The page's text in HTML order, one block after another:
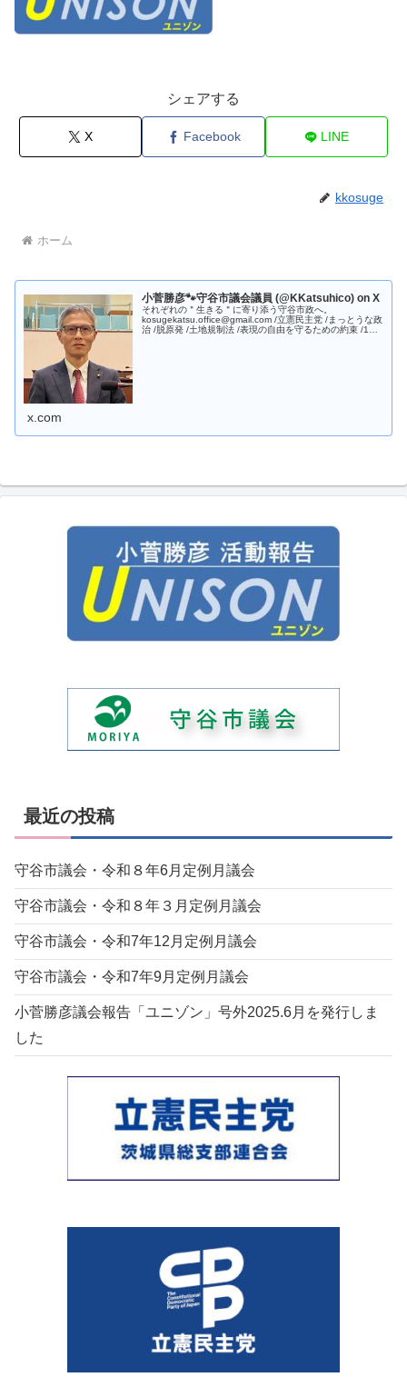
シェアする
X Facebook LINE
kkosuge
ホーム
小菅勝彦🐾守谷市議会議員 (@KKatsuhico) on X
それぞれの＂生きる＂に寄り添う守谷市政へ。
kosugekatsu.office@gmail.com /立憲民主党 /まっとうな政
治 /脱原発 /土地規制法 /表現の自由を守るための約束 /1型
x.com
最近の投稿
守谷市議会・令和８年6月定例月議会
守谷市議会・令和８年３月定例月議会
守谷市議会・令和7年12月定例月議会
守谷市議会・令和7年9月定例月議会
小菅勝彦議会報告「ユニゾン」号外2025.6月を発行しま
した